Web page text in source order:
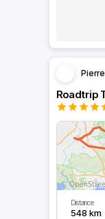
Pierre
Distance
548 km